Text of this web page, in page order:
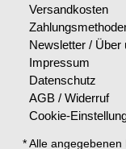
Versandkosten
Newsletter / Über
Impressum
Datenschutz
AGB / Widerruf
Cookie-
* Alle